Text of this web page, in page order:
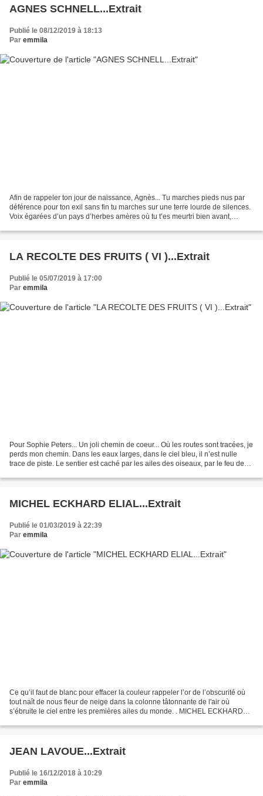
AGNES SCHNELL...Extrait
Publié le 08/12/2019 à 18:13
Par emmila
Afin de rappeler ton jour de naissance, Agnès... Tu marches pieds nus par
déférence pour ton exil sans fin tu marches sur une terre lourde de silences.
Voix égarées d’un pays d’herbes amères où tu t’es meurtri bien avant,
LA RECOLTE DES FRUITS ( VI )...Extrait
Publié le 05/07/2019 à 17:00
Par emmila
Pour Sophie Peters... Un joli chemin de coeur... Où les routes sont tracées, je
perds mon chemin. Dans les eaux larges, dans le ciel bleu, il n’est nulle
trace de piste. Le sentier est caché par les ailes des oiseaux, par le feu des
MICHEL ECKHARD ELIAL...Extrait
Publié le 01/03/2019 à 22:39
Par emmila
Ce qu’il faut de blanc pour effacer la couleur rappeler l’or de l’obscurité où
tout naît de nous fleur de neige dans la colonne tâtonnante de l'air où
s’ébruite le ciel entre les premières ailes du monde. . MICHEL ECKHARD
JEAN LAVOUE...Extrait
Publié le 16/12/2018 à 10:29
Par emmila